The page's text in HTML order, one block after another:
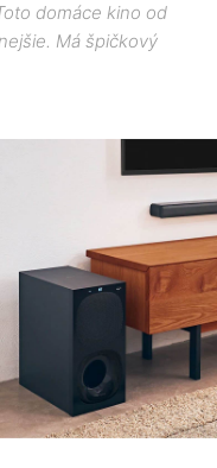
domáce kino od
Má špičkový